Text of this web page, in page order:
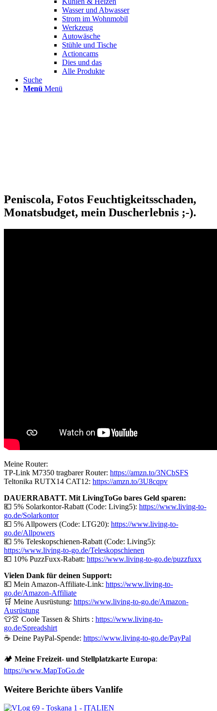
Wasser und Abwasser
Strom im Wohnmobil
Werkzeug
Autowäsche
Stühle und Tische
Actioncams
Dies und das
Alle Produkte
Suche
Menü Menü
Peniscola, Fotos Feuchtigkeitsschaden,
Monatsbudget, mein Duscherlebnis ;-).
Meine Router:
TP-Link M7350 tragbarer Router: https://amzn.to/3NCbSFS
Teltonika RUTX14 CAT12: https://amzn.to/3U8cqpv
DAUERRABATT. Mit LivingToGo bares Geld sparen:
💶 5% Solarkontor-Rabatt (Code: Living5): https://www.living-to-
go.de/Solarkontor
💶 5% Allpowers (Code: LTG20): https://www.living-to-
go.de/Allpowers
💶 5% Teleskopschienen-Rabatt (Code: Living5):
https://www.living-to-go.de/Teleskopschienen
💶 10% PuzzFuxx-Rabatt: https://www.living-to-go.de/puzzfuxx
Vielen Dank für deinen Support:
💶 Mein Amazon-Affiliate-Link: https://www.living-to-
go.de/Amazon-Affiliate
🛒 Meine Ausrüstung: https://www.living-to-go.de/Amazon-
Ausrüstung
👕👚 Coole Tassen & Shirts : https://www.living-to-
go.de/Spreadshirt
☕ Deine PayPal-Spende: https://www.living-to-go.de/PayPal
🏕️ Meine Freizeit- und Stellplatzkarte Europa:
https://www.MapToGo.de
Weitere Berichte übers Vanlife